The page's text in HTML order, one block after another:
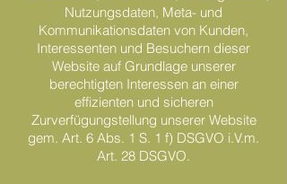
Nutzungsdaten, Meta- und
Kommunikationsdaten von Kunden,
Interessenten und Besuchern dieser
Website auf Grundlage unserer
berechtigten Interessen an einer
effizienten und sicheren
Zurverfügungstellung unserer Website
gem. Art. 6 Abs. 1 S. 1 f) DSGVO i.V.m.
Art. 28 DSGVO.